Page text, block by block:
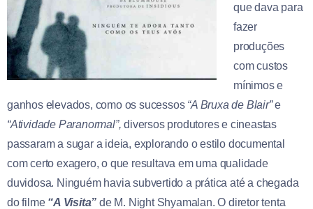
que dava para
fazer
produções
com custos
mínimos e
ganhos elevados, como os sucessos “A Bruxa de Blair”e
“Atividade Paranormal”, diversos produtores e cineastas
passaram a sugar a ideia, explorando o estilo documental
com certo exagero, o que resultava em uma qualidade
duvidosa. Ninguém havia subvertido a prática até a chegada
do filme “A Visita” de M. Night Shyamalan. O diretor tenta